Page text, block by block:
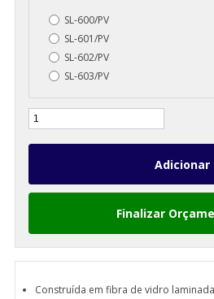
SL-600/PV
SL-601/PV
SL-602/PV
SL-603/PV
Finalizar
Construída em fibra de vidro